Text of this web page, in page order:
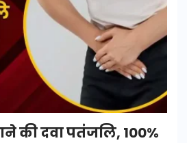
दवा पतंजलि, 100%